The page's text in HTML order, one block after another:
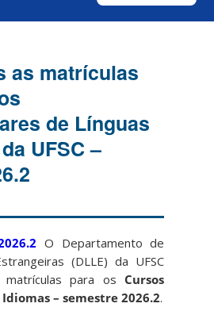
as matrículas
de Línguas
UFSC –
O Departamento de
(DLLE) da UFSC
para os Cursos
– semestre 2026.2.